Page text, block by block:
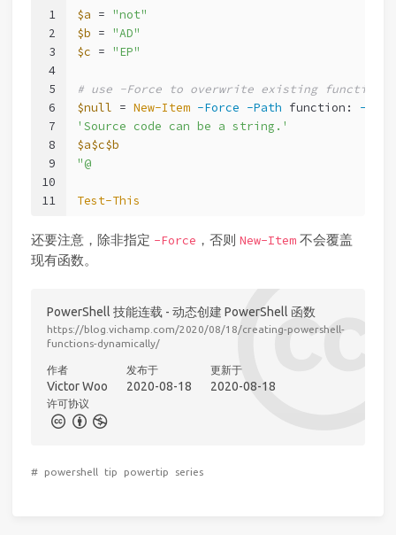
1
2
3
4
5
6
7
8
9
10
11
$a = "not"
$b = "AD"
$c = "EP"
# use -Force to overwrite existing functions
$null = New-Item -Force -Path function: -Name
'Source code can be a string.'
$a$c$b
"@
Test-This
还要注意，除非指定 -Force ，否则 New-Item 不会覆盖
现有函数。
PowerShell 技能连载 - 动态创建 PowerShell 函数
https://blog.vichamp.com/2020/08/18/creating-powershell-
functions-dynamically/
作者
Victor Woo
发布于
2020-08-18
更新于
2020-08-18
许可协议
# powershell tip powertip series